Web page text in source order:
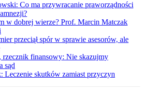
Co ma przywracanie praworządności
w dobrej wierze? Prof. Marcin Matczak
przeciął spór w sprawie asesorów, ale
rzecznik finansowy: Nie skazujmy
sąd
Leczenie skutków zamiast przyczyn